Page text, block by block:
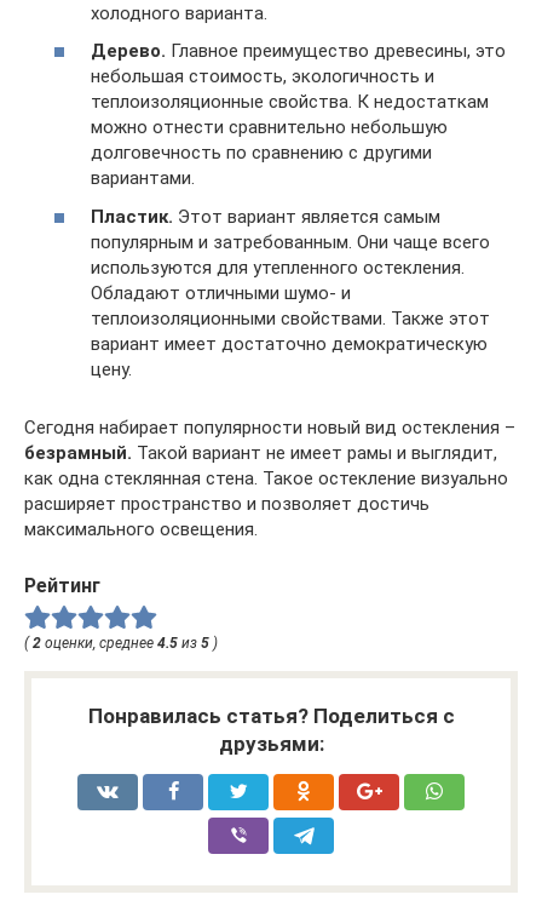
холодного варианта.
Дерево. Главное преимущество древесины, это
небольшая стоимость, экологичность и
теплоизоляционные свойства. К недостаткам
можно отнести сравнительно небольшую
долговечность по сравнению с другими
вариантами.
Пластик. Этот вариант является самым
популярным и затребованным. Они чаще всего
используются для утепленного остекления.
Обладают отличными шумо- и
теплоизоляционными свойствами. Также этот
вариант имеет достаточно демократическую
цену.
Сегодня набирает популярности новый вид остекления –
безрамный. Такой вариант не имеет рамы и выглядит,
как одна стеклянная стена. Такое остекление визуально
расширяет пространство и позволяет достичь
максимального освещения.
Рейтинг
(2 оценки, среднее 4.5 из 5 )
Понравилась статья? Поделиться с
друзьями: